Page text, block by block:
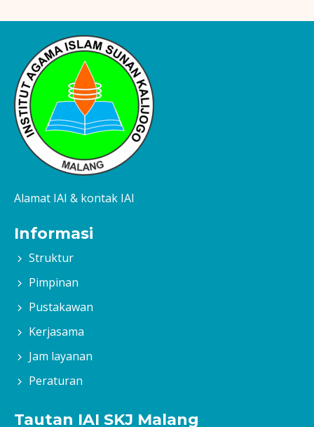
Alamat IAI & kontak IAI
Informasi
Struktur
Pimpinan
Pustakawan
Kerjasama
Jam layanan
Peraturan
Tautan IAI SKJ Malang